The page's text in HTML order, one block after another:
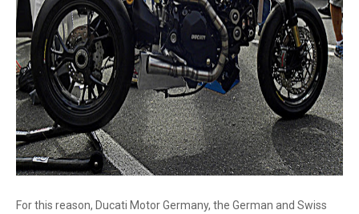
For this reason, Ducati Motor Germany, the German and Swiss